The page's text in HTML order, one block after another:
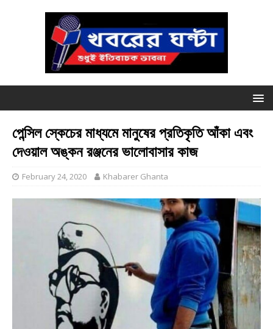
পেন্সিল স্কেচের মাধ্যমে মানুষের প্রতিকৃতি আঁকা এবং
দেওয়াল অঙ্কন রঞ্জনের ভালোবাসার কাজ
February 24, 2020 Khabarer Ghanta